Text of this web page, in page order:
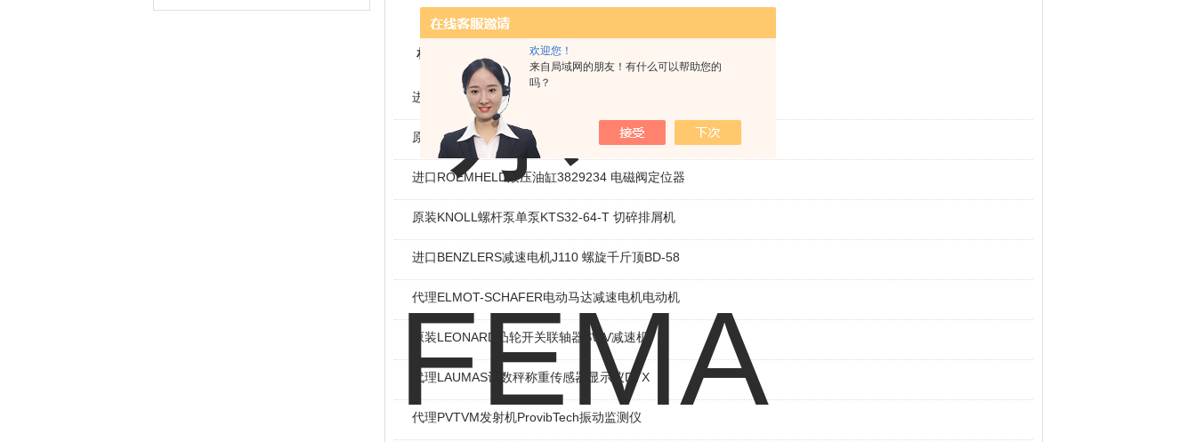
欢迎您！
来自局域网的朋友！有什么可以帮助您的
吗？
顶BD-58
相关产品
进口VEM三相异步感应电机IE1-K21R80G4马达
原装KAMAN线性位移传感器KD230 线性编码器
进口ROEMHELD液压油缸3829234 电磁阀定位器
原装KNOLL螺杆泵单泵KTS32-64-T 切碎排屑机
进口BENZLERS减速电机J110 螺旋千斤顶BD-58
代理ELMOT-SCHAFER电动马达减速电机电动机
原装LEONARD凸轮开关联轴器‌SWV减速机
代理LAUMAS计数秤称重传感器显示仪DTX
代理PVTVM发射机ProvibTech振动监测仪